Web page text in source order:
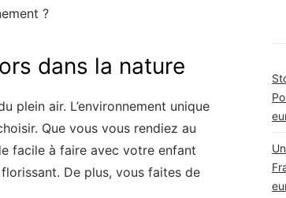
?
dans la nature
plein air. L’environnement unique
Que vous vous rendiez au
facile à faire avec votre enfant
De plus, vous faites de